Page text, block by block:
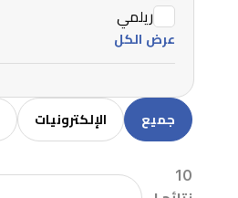
ريلمي
عرض الكل
جميع الإلكترونيات
10